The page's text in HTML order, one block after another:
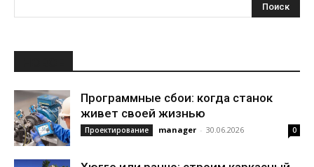
Программные сбои: когда станок
живет своей жизнью
Проектирование manager - 30.06.2026 0